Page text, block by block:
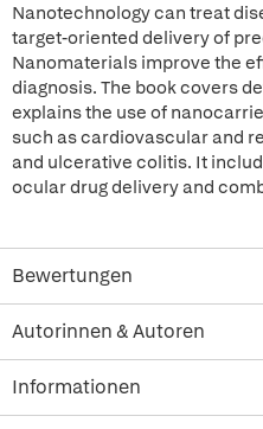
Nanotechnology can treat
target-oriented delivery of
Nanomaterials improve the
diagnosis. The book covers
explains the use of
such as cardiovascular and
and ulcerative colitis. It
ocular drug delivery and
Bewertungen
Autorinnen & Autoren
Informationen